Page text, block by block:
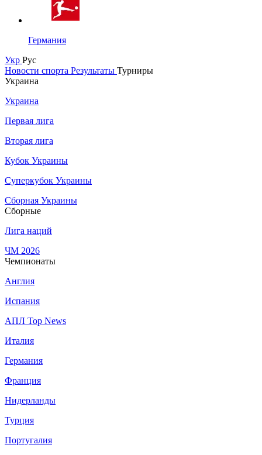
Германия
Укр Рус
Новости спорта Результаты Турниры
Украина
Украина
Первая лига
Вторая лига
Кубок Украины
Суперкубок Украины
Сборная Украины
Сборные
Лига наций
ЧМ 2026
Чемпионаты
Англия
Испания
АПЛ Top News
Италия
Германия
Франция
Нидерланды
Турция
Португалия